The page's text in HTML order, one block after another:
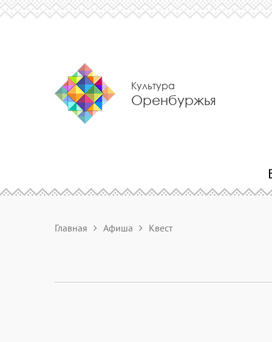
Культура
Оренбуржья
Главная Афиша Квест